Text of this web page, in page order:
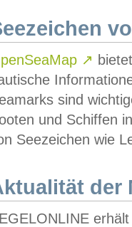
↗
sind
und Schiffen
Seezeichen wie
der